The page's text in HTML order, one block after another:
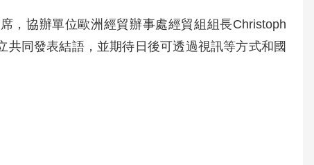
，協辦單位歐洲經貿辦事處經貿組組長Christoph
同發表結語，並期待日後可透過視訊等方式和國